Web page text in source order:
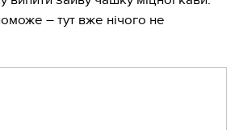
– тут вже нічого не